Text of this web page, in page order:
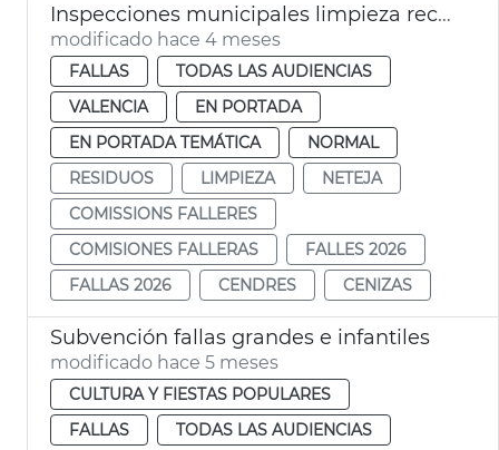
Inspecciones municipales limpieza recogida residuos Fallas València 2026
modificado hace 4 meses
FALLAS
TODAS LAS AUDIENCIAS
VALENCIA
EN PORTADA
EN PORTADA TEMÁTICA
NORMAL
RESIDUOS
LIMPIEZA
NETEJA
COMISSIONS FALLERES
COMISIONES FALLERAS
FALLES 2026
FALLAS 2026
CENDRES CENIZAS
Subvención fallas grandes e infantiles
modificado hace 5 meses
CULTURA Y FIESTAS POPULARES
FALLAS
TODAS LAS AUDIENCIAS